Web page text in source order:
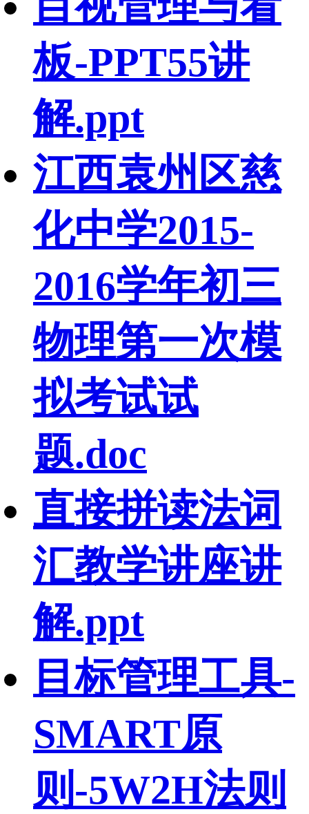
板-PPT55讲
解.ppt
江西袁州区慈
化中学2015-
2016学年初三
物理第一次模
拟考试试
题.doc
直接拼读法词
汇教学讲座讲
解.ppt
目标管理工具-
SMART原
则-5W2H法则